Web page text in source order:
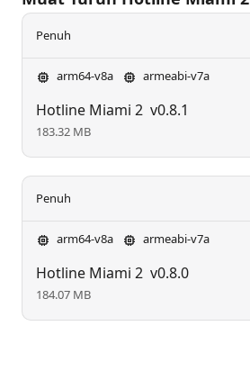
Penuh
arm64-v8a armeabi-v7a
Hotline Miami 2 v0.8.1
183.32 MB
Penuh
arm64-v8a armeabi-v7a
Hotline Miami 2 v0.8.0
184.07 MB